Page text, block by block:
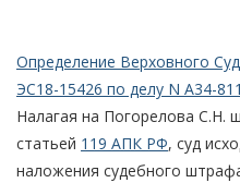
Определение Верховного
ЭС18-15426 по делу N А34-
Налагая на Погорелова С.Н.
статьей 119 АПК РФ, суд
наложения судебного